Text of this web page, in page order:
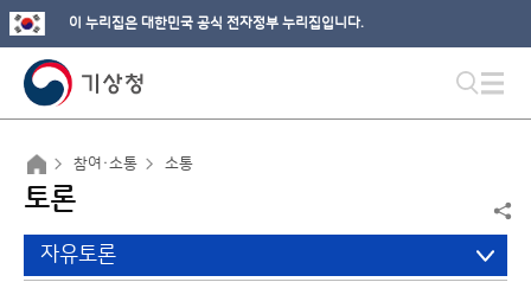
이 누리집은 대한민국 공식 전자정부 누리집입니다.
참여·소통 소통
토론
자유토론